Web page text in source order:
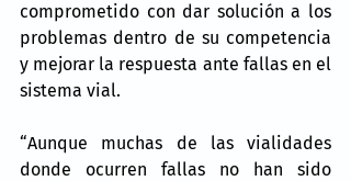
comprometido con dar solución a los
problemas dentro de su competencia
y mejorar la respuesta ante fallas en el
sistema vial.
“Aunque muchas de las vialidades
donde ocurren fallas no han sido